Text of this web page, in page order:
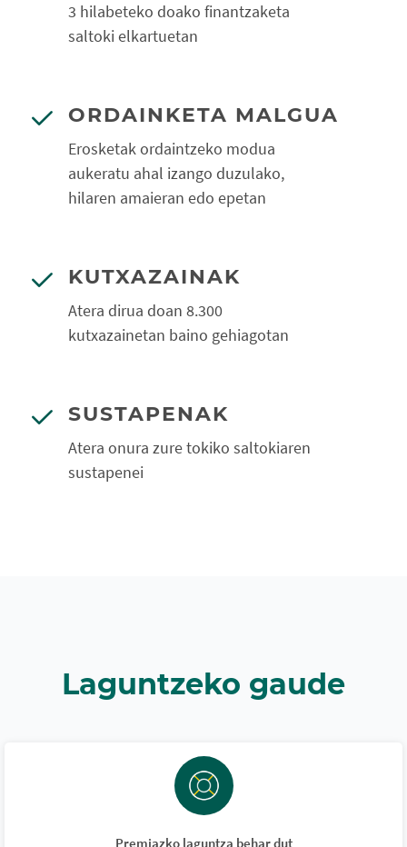
3 hilabeteko doako finantzaketa
saltoki elkartuetan
ORDAINKETA MALGUA
Erosketak ordaintzeko modua
aukeratu ahal izango duzulako,
hilaren amaieran edo epetan
KUTXAZAINAK
Atera dirua doan 8.300
kutxazainetan baino gehiagotan
SUSTAPENAK
Atera onura zure tokiko saltokiaren
sustapenei
Laguntzeko gaude
Premiazko laguntza behar dut